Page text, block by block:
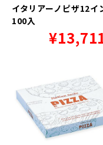
イタリアーノピザ12イ
100入
¥